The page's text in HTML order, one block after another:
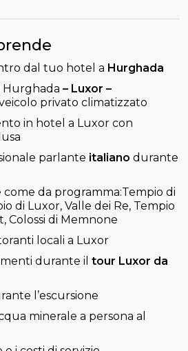
dal tuo hotel a Hurghada
Hurghada – Luxor –
privato climatizzato
in hotel a Luxor con
parlante italiano durante
come da programma:Tempio di
di Luxor, Valle dei Re, Tempio
Colossi di Memnone
locali a Luxor
durante il tour Luxor da
l’escursione
minerale a persona al